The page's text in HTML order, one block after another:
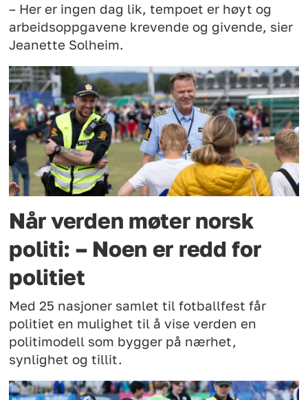
– Her er ingen dag lik, tempoet er høyt og
arbeidsoppgavene krevende og givende, sier
Jeanette Solheim.
Når verden møter norsk
politi: – Noen er redd for
politiet
Med 25 nasjoner samlet til fotballfest får
politiet en mulighet til å vise verden en
politimodell som bygger på nærhet,
synlighet og tillit.